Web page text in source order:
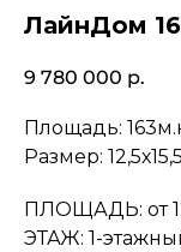
ЛайнДом
9 780 000 р.
Площадь:
Размер:
ПЛОЩАДЬ: от
ЭТАЖ: 1-